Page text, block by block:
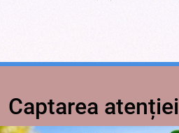
Captarea atenției